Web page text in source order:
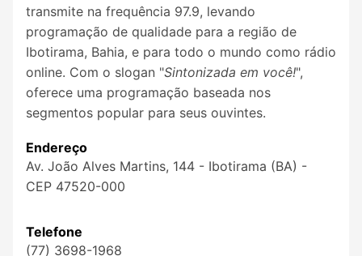
transmite na frequência 97.9, levando
programação de qualidade para a região de
Ibotirama, Bahia, e para todo o mundo como rádio
online. Com o slogan "Sintonizada em você!",
oferece uma programação baseada nos
segmentos popular para seus ouvintes.
Endereço
Av. João Alves Martins, 144 - Ibotirama (BA) -
CEP 47520-000
Telefone
(77) 3698-1968